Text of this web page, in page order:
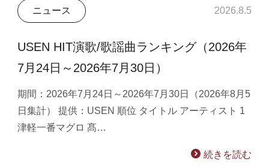
ニュース 2026.8.5
USEN HIT演歌/歌謡曲ランキング（2026年
7月24日～2026年7月30日）
期間：2026年7月24日～2026年7月30日（2026年8月5
日集計） 提供：USEN 順位 タイトル アーティスト 1
津軽一番マグロ 髙…
続きを読む